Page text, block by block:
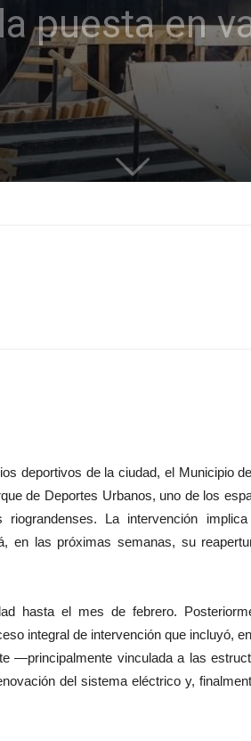
puesta en
deportivos de la ciudad, el Municipio
de Deportes Urbanos, uno de los
La intervención
en las próximas semanas, su
hasta el mes de febrero.
integral de intervención que incluyó,
—principalmente vinculada a las
del sistema eléctrico y,